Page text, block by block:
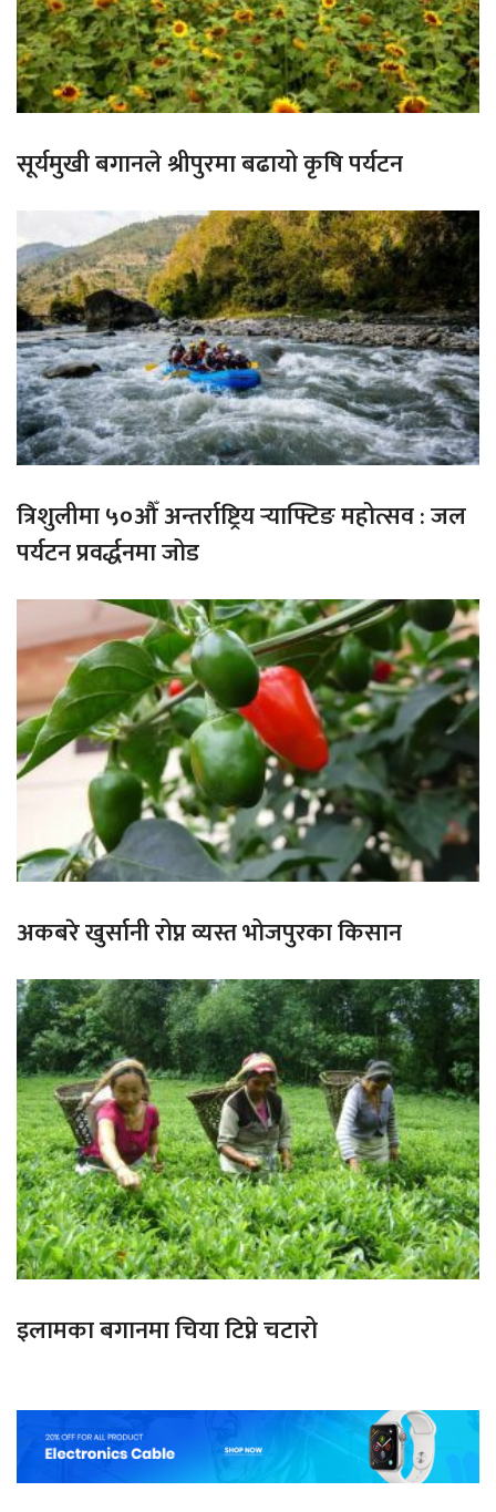
सूर्यमुखी बगानले श्रीपुरमा बढायो कृषि पर्यटन
त्रिशुलीमा ५०औँ अन्तर्राष्ट्रिय र्‍याफ्टिङ महोत्सव : जल
पर्यटन प्रवर्द्धनमा जोड
अकबरे खुर्सानी रोप्न व्यस्त भोजपुरका किसान
इलामका बगानमा चिया टिप्ने चटारो